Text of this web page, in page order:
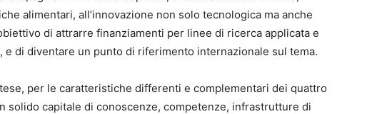
alimentari, all’innovazione non solo tecnologica ma anche
di attrarre finanziamenti per linee di ricerca applicata e
di diventare un punto di riferimento internazionale sul tema.
per le caratteristiche differenti e complementari dei quattro
solido capitale di conoscenze, competenze, infrastrutture di